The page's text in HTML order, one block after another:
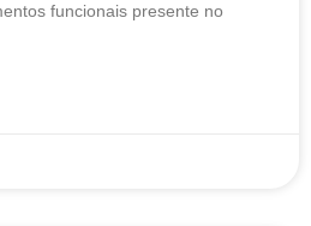
funcionais presente no